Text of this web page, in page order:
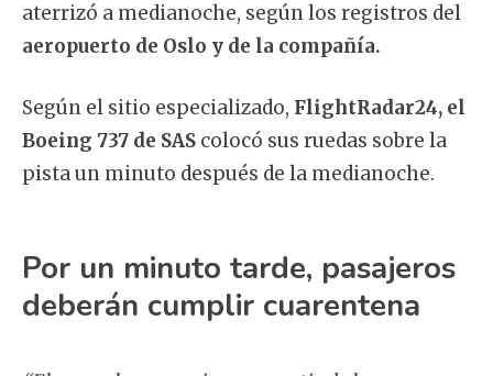
aterrizó a medianoche, según los registros del
aeropuerto de Oslo y de la compañía.
Según el sitio especializado, FlightRadar24, el
Boeing 737 de SAS colocó sus ruedas sobre la
pista un minuto después de la medianoche.
Por un minuto tarde, pasajeros
deberán cumplir cuarentena